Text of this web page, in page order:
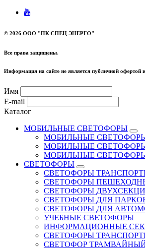
© 2026 ООО "ПК СПЕЦ ЭНЕРГО"
Все права защищены.
Информация на сайте не является публичной офертой
Имя
E-mail
Каталог
МОБИЛЬНЫЕ СВЕТОФОРЫ
МОБИЛЬНЫЕ
МОБИЛЬНЫЕ
МОБИЛЬНЫЕ
СВЕТОФОРЫ
СВЕТОФОРЫ
СВЕТОФОРЫ
СВЕТОФОРЫ
СВЕТОФОРЫ ДЛЯ
СВЕТОФОРЫ ДЛЯ
УЧЕБНЫЕ СВЕТОФОРЫ
ИНФОРМАЦИОННЫЕ
СВЕТОФОРЫ
СВЕТОФОР ТРАМВАЙНЫЙ